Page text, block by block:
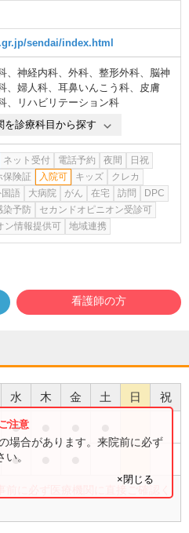
sendai/index.html
、 神経内科、 外科、 整形外科、 脳神
、 婦人科、 耳鼻いんこう科、 皮膚
、
リハビリテーション科
を診療科目から探す
ネット受付 電話予約 夜間
日祝
保険証 入院可 キッズ
クレカ
語 大病院 がん 在宅 訪問
DPC
染予防
セカンドオピニオン受診可
ン情報提供可
地域連携
看護師の方
水 木 金 土 日 祝
●
●
に必ず医療機関に直接ご確認く
場合があります。来院前に必ず
。
×閉じる